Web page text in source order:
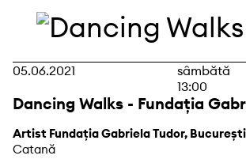
05.06.2021
sâmbătă
13:00
Dancing Walks - Fundația
Artist Fundația Gabriela Tudor,
Catană